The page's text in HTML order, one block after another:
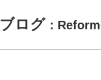
ブログ ：